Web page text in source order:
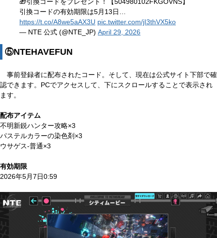
引換コードの有効期限は5月13日…
https://t.co/A8we5aAX3U pic.twitter.com/jI3thVX5ko
— NTE 公式 (@NTE_JP) April 29, 2026
⑤NTEHAVEFUN
事前登録者に配布されたコード。そして、現在は公式サイト下部で確
認できます。PCでアクセスして、下にスクロールすることで表示され
ます。
配布アイテム
不明新鋭ハンター攻略×3
パステルカラーの染色剤×3
ウサゲス-普通×3
有効期限
2026年5月7日0:59